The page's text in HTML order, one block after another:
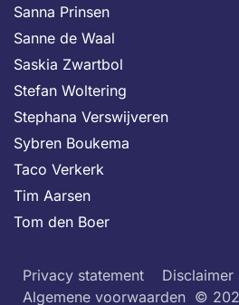
Sanna Prinsen
Sanne de Waal
Saskia Zwartbol
Stefan Woltering
Stephana Verswijveren
Sybren Boukema
Taco Verkerk
Tim Aarsen
Tom den Boer
Privacy statement
Disclaimer
Algemene voorwaarden ©